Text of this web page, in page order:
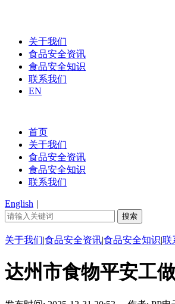
关于我们
食品安全资讯
食品安全知识
联系我们
EN
首页
关于我们
食品安全资讯
食品安全知识
联系我们
English |
关于我们|食品安全资讯|食品安全知识|联
达州市食物平安工